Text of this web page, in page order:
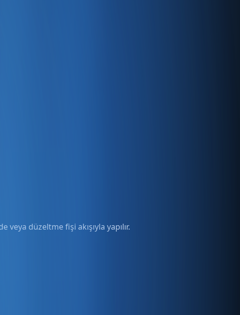
düzeltme fişi akışıyla yapılır.